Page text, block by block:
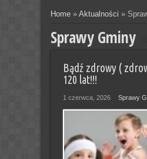
Home» Aktualności »
Sprawy Gminy
Bądź zdrowy (
120 lat!!!
1 czerwca, 2026 Sprawy